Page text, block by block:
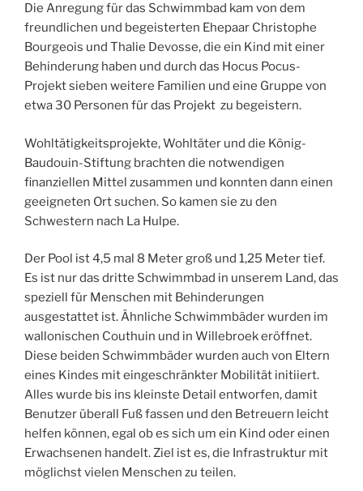
Die Anregung für das Schwimmbad kam von dem
freundlichen und begeisterten Ehepaar Christophe
Bourgeois und Thalie Devosse, die ein Kind mit einer
Behinderung haben und durch das Hocus Pocus-
Projekt sieben weitere Familien und eine Gruppe von
etwa 30 Personen für das Projekt zu begeistern.
Wohltätigkeitsprojekte, Wohltäter und die König-
Baudouin-Stiftung brachten die notwendigen
finanziellen Mittel zusammen und konnten dann einen
geeigneten Ort suchen. So kamen sie zu den
Schwestern nach La Hulpe.
Der Pool ist 4,5 mal 8 Meter groß und 1,25 Meter tief.
Es ist nur das dritte Schwimmbad in unserem Land, das
speziell für Menschen mit Behinderungen
ausgestattet ist. Ähnliche Schwimmbäder wurden im
wallonischen Couthuin und in Willebroek eröffnet.
Diese beiden Schwimmbäder wurden auch von Eltern
eines Kindes mit eingeschränkter Mobilität initiiert.
Alles wurde bis ins kleinste Detail entworfen, damit
Benutzer überall Fuß fassen und den Betreuern leicht
helfen können, egal ob es sich um ein Kind oder einen
Erwachsenen handelt. Ziel ist es, die Infrastruktur mit
möglichst vielen Menschen zu teilen.